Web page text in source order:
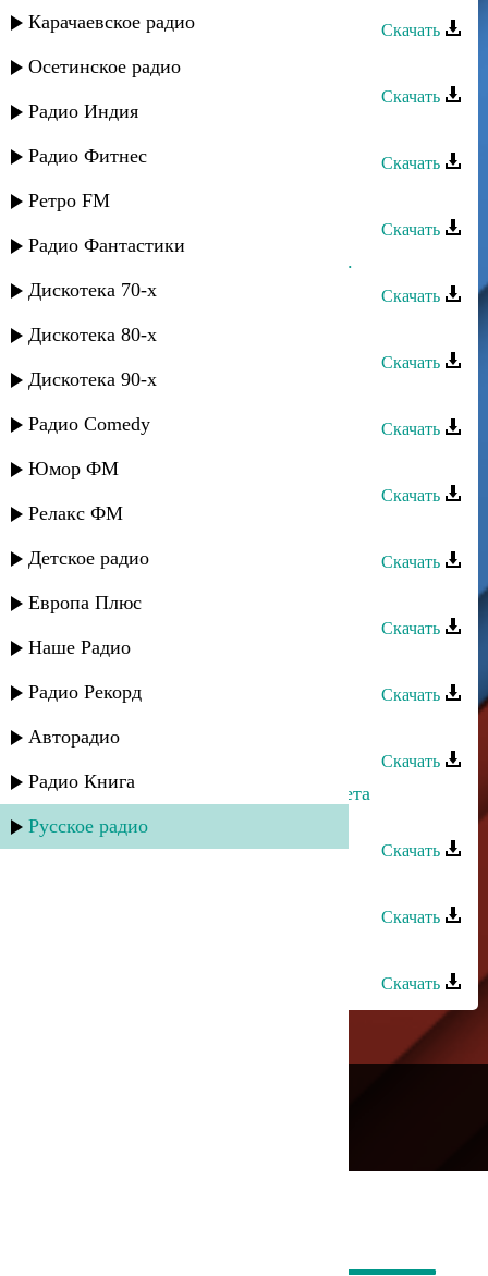
Карачаевское радио
Осетинское радио
Радио Индия
Радио Фитнес
Ретро FM
Радио Фантастики
Дискотека 70-х
Дискотека 80-х
Дискотека 90-х
Радио Comedy
Юмор ФМ
Релакс ФМ
Детское радио
Европа Плюс
Наше Радио
Радио Рекорд
Авторадио
Радио Книга
Русское радио
Скачать
Мурад Валиев - Во сне и на яву
Скачать
Скачать
Мурад Садуев - Аман
Скачать
Мурад Садуев - Сюймегис яшлар...
Скачать
Мурад Садуев - Игра без меня
Скачать
Скачать
Мурад Садуев - Вспоминая
Скачать
Скачать
Караван группа - Лезгидин руш
Скачать
Мадани Ибрагимов - Караванщик
Скачать
Скачать
Мурад Кажлаев - Фрагмент из балета
Скачать
Скачать
Скачать